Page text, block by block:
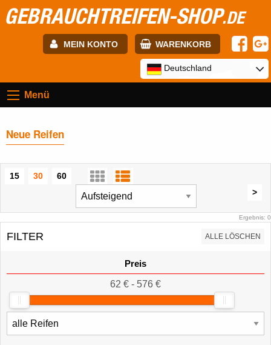
GEBRAUCHTREIFEN-SHOP.DE
MEIN KONTO WARENKORB
Passwort:
Deutschland
Menü
Neue Reifen
15 30
60
>
Ergebnis: 0
FILTER ALLE LÖSCHEN
Preis
62 € - 576 €